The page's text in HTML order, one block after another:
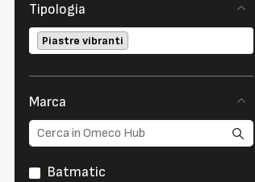
Tipologia
Piastre vibranti
Marca
Batmatic